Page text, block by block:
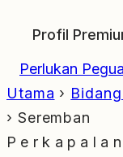
Profil
Perlukan
Utama ›
› Seremban